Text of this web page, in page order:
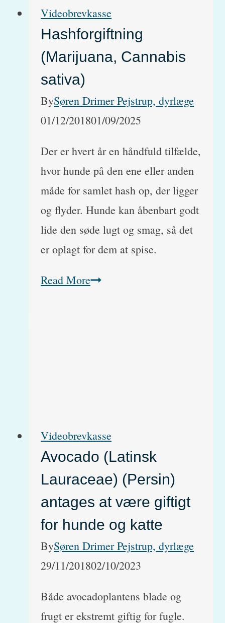
Videobrevkasse
Hashforgiftning
(Marijuana, Cannabis
sativa)
BySøren Drimer Pejstrup, dyrlæge
01/12/201801/09/2025
Der er hvert år en håndfuld tilfælde,
hvor hunde på den ene eller anden
måde for samlet hash op, der ligger
og flyder. Hunde kan åbenbart godt
lide den søde lugt og smag, så det
er oplagt for dem at spise.
Read MoreHashforgiftning
Videobrevkasse
Avocado (Latinsk
Lauraceae) (Persin)
antages at være giftigt
for hunde og katte
BySøren Drimer Pejstrup, dyrlæge
29/11/201802/10/2023
Både avocadoplantens blade og
frugt er ekstremt giftig for fugle.